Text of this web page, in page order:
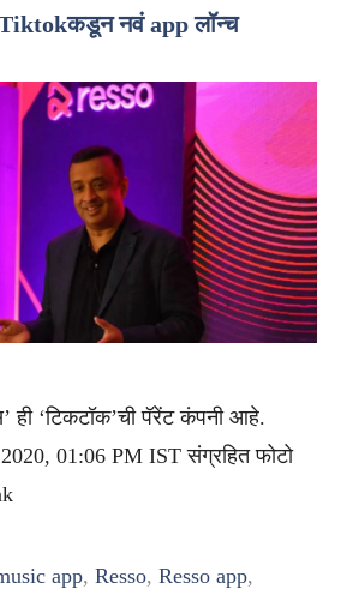
Tiktokकडून नवं app लॉन्च
ही ‘टिकटॉक’ची पॅरेंट कंपनी आहे.
01:06 PM IST संग्रहित फोटो
app, Resso, Resso app,